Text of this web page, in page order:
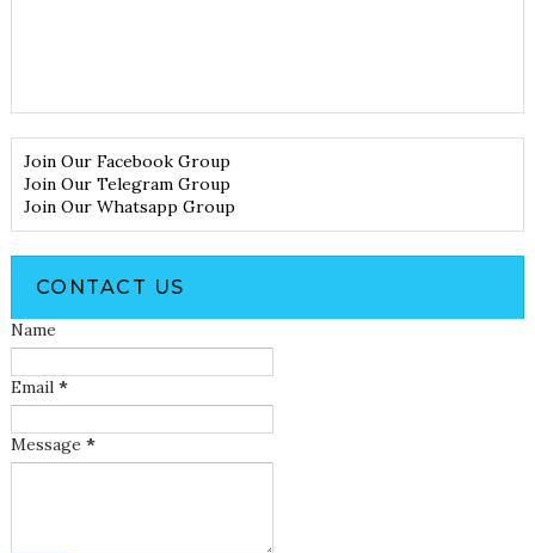
Join Our Facebook Group
Join Our Telegram Group
Join Our Whatsapp Group
CONTACT US
Name
Email *
Message *